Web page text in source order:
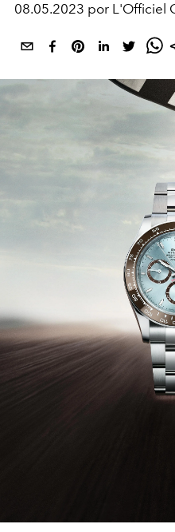
08.05.2023 por L'Officiel